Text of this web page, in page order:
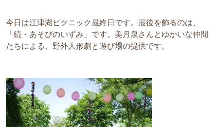
今日は江津湖ピクニック最終日です。最後を飾るのは、
「続・あそびのいずみ」です。美月泉さんとゆかいな仲間
たちによる、野外人形劇と遊び場の提供です。